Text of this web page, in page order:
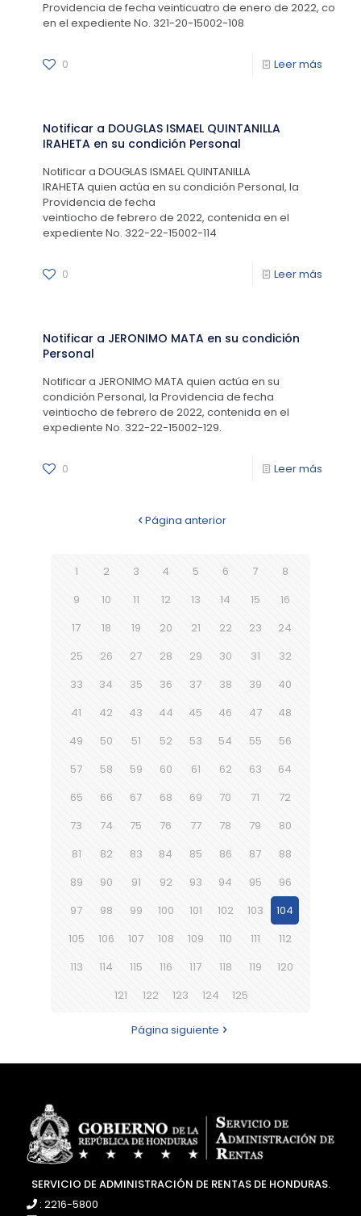
Providencia de fecha veinticuatro de enero de 2022,
en el expediente No. 321-20-15002-108
0 Leer más
Notificar a DOUGLAS ISMAEL QUINTANILLA
IRAHETA en su condición Personal
Notificar a DOUGLAS ISMAEL QUINTANILLA
IRAHETA quien actúa en su condición Personal, la
Providencia de fecha
veintiocho de febrero de 2022, contenida en el
expediente No. 322-22-15002-114
0 Leer más
Notificar a JERONIMO MATA en su condición
Personal
Notificar a JERONIMO MATA quien actúa en su
condición Personal, la Providencia de fecha
veintiocho de febrero de 2022, contenida en el
expediente No. 322-22-15002-129.
0 Leer más
Página anterior
1 2 3 4 5 6 7
8
9
10 11 12 13 14 15
16
17
18 19 20 21 22 23
24
25
26 27 28 29 30 31
32
33
34 35 36 37 38 39
40
41
42 43 44 45 46 47
48
49
50 51 52 53 54 55
56
57
58 59 60 61 62 63
64
65
66 67 68 69 70 71
72
73
74 75 76 77 78 79
80
81
82 83 84 85 86 87
88
89
90 91 92 93 94 95
96
97
98 99 100 101 102 103
104
105
106 107 108 109 110 111
112
113
114 115 116 117 118 119
120
121
122 123 124 125
Página siguiente
SERVICIO DE ADMINISTRACIÓN DE RENTAS DE HONDURAS.
: 2216-5800